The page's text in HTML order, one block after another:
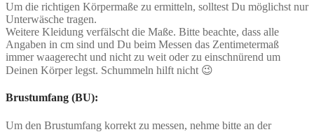
Um die richtigen Körpermaße zu ermitteln, solltest Du möglichst nur
Unterwäsche tragen.
Weitere Kleidung verfälscht die Maße. Bitte beachte, dass alle
Angaben in cm sind und Du beim Messen das Zentimetermaß
immer waagerecht und nicht zu weit oder zu einschnürend um
Deinen Körper legst. Schummeln hilft nicht 😉
Brustumfang (BU):
Um den Brustumfang korrekt zu messen, nehme bitte an der